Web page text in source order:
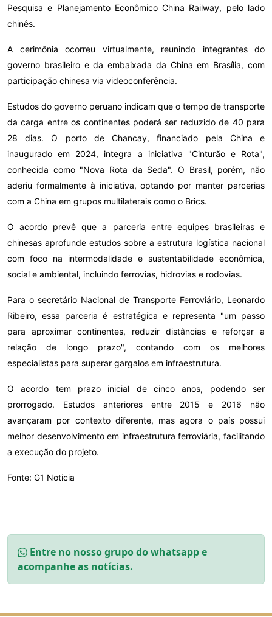
Pesquisa e Planejamento Econômico China Railway, pelo lado
chinês.
A cerimônia ocorreu virtualmente, reunindo integrantes do
governo brasileiro e da embaixada da China em Brasília, com
participação chinesa via videoconferência.
Estudos do governo peruano indicam que o tempo de transporte
da carga entre os continentes poderá ser reduzido de 40 para
28 dias. O porto de Chancay, financiado pela China e
inaugurado em 2024, integra a iniciativa "Cinturão e Rota",
conhecida como "Nova Rota da Seda". O Brasil, porém, não
aderiu formalmente à iniciativa, optando por manter parcerias
com a China em grupos multilaterais como o Brics.
O acordo prevê que a parceria entre equipes brasileiras e
chinesas aprofunde estudos sobre a estrutura logística nacional
com foco na intermodalidade e sustentabilidade econômica,
social e ambiental, incluindo ferrovias, hidrovias e rodovias.
Para o secretário Nacional de Transporte Ferroviário, Leonardo
Ribeiro, essa parceria é estratégica e representa "um passo
para aproximar continentes, reduzir distâncias e reforçar a
relação de longo prazo", contando com os melhores
especialistas para superar gargalos em infraestrutura.
O acordo tem prazo inicial de cinco anos, podendo ser
prorrogado. Estudos anteriores entre 2015 e 2016 não
avançaram por contexto diferente, mas agora o país possui
melhor desenvolvimento em infraestrutura ferroviária, facilitando
a execução do projeto.
Fonte: G1 Noticia
Entre no nosso grupo do whatsapp e
acompanhe as notícias.